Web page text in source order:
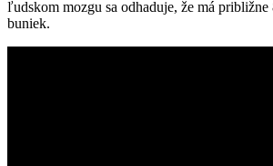
ľudskom mozgu sa odhaduje, že má približne
buniek.